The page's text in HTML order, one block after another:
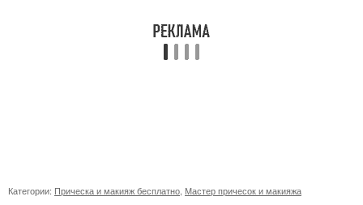
Категории: Прическа и макияж бесплатно Мастер причесок и макияжа